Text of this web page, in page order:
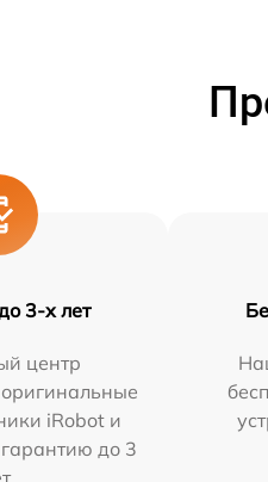
3-х лет
центр
iRobot и
до 3